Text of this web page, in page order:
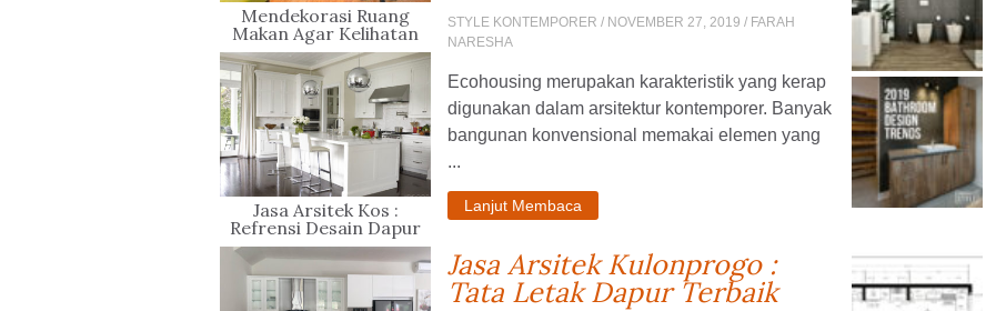
STYLE KONTEMPORER / NOVEMBER 27, 2019 / FARAH
NARESHA
Ecohousing merupakan karakteristik yang kerap
digunakan dalam arsitektur kontemporer. Banyak
bangunan konvensional memakai elemen yang
...
Lanjut Membaca
Jasa Arsitek Kulonprogo :
Tata Letak Dapur Terbaik
Mendekorasi Ruang
Makan Agar Kelihatan
Mewah dan Elegan
Jasa Arsitek Kos :
Refrensi Desain Dapur
Kekinian